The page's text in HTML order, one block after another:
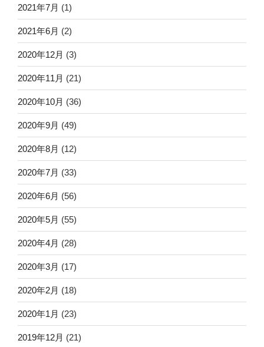
2021年7月 (1)
2021年6月 (2)
2020年12月 (3)
2020年11月 (21)
2020年10月 (36)
2020年9月 (49)
2020年8月 (12)
2020年7月 (33)
2020年6月 (56)
2020年5月 (55)
2020年4月 (28)
2020年3月 (17)
2020年2月 (18)
2020年1月 (23)
2019年12月 (21)